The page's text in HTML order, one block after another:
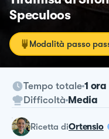
Speculoos
Modalità passo
Tempo totale 1 ora
Difficoltà Media
ricetta diOrtensio